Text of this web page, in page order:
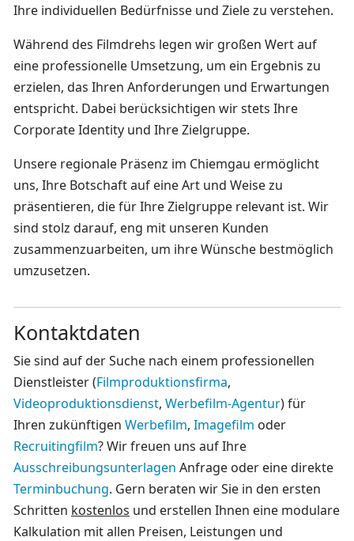
Ihre individuellen Bedürfnisse und Ziele zu verstehen.
Während des Filmdrehs legen wir großen Wert auf
eine professionelle Umsetzung, um ein Ergebnis zu
erzielen, das Ihren Anforderungen und Erwartungen
entspricht. Dabei berücksichtigen wir stets Ihre
Corporate Identity und Ihre Zielgruppe.
Unsere regionale Präsenz im Chiemgau ermöglicht
uns, Ihre Botschaft auf eine Art und Weise zu
präsentieren, die für Ihre Zielgruppe relevant ist. Wir
sind stolz darauf, eng mit unseren Kunden
zusammenzuarbeiten, um ihre Wünsche bestmöglich
umzusetzen.
Kontaktdaten
Sie sind auf der Suche nach einem professionellen
Dienstleister (Filmproduktionsfirma,
Videoproduktionsdienst, Werbefilm-Agentur) für
Ihren zukünftigen Werbefilm, Imagefilm oder
Recruitingfilm? Wir freuen uns auf Ihre
Ausschreibungsunterlagen Anfrage oder eine direkte
Terminbuchung. Gern beraten wir Sie in den ersten
Schritten kostenlos und erstellen Ihnen eine modulare
Kalkulation mit allen Preisen, Leistungen und